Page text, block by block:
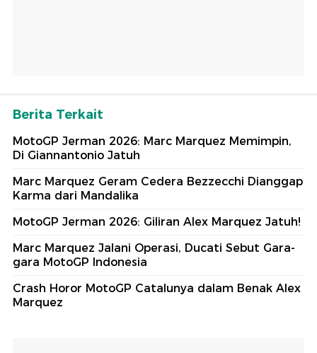
Berita Terkait
MotoGP Jerman 2026: Marc Marquez Memimpin,
Di Giannantonio Jatuh
Marc Marquez Geram Cedera Bezzecchi Dianggap
Karma dari Mandalika
MotoGP Jerman 2026: Giliran Alex Marquez Jatuh!
Marc Marquez Jalani Operasi, Ducati Sebut Gara-
gara MotoGP Indonesia
Crash Horor MotoGP Catalunya dalam Benak Alex
Marquez